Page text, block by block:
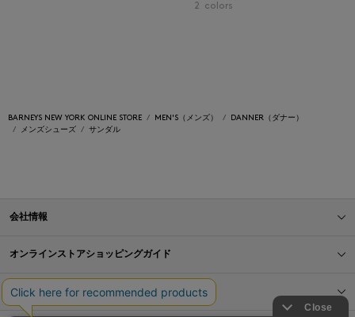
2 colors
BARNEYS NEW YORK ONLINE STORE MEN'S（メンズ）
DANNER（ダナー）
メンズシューズ
サンダル
会社情報
オンラインストアショッピングガイド
店舗情報